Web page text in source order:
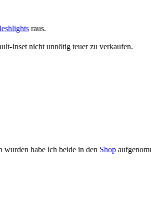
raus.
Inset nicht unnötig teuer zu verkaufen.
wurden habe ich beide in den Shop